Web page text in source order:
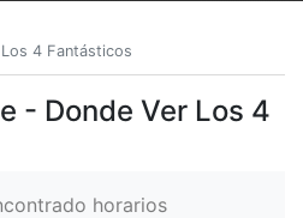
Los 4 Fantásticos
- Donde Ver Los 4
horarios